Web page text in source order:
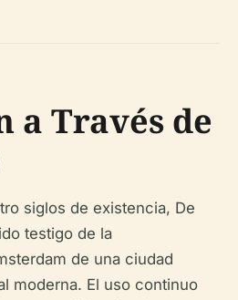
a Través de
siglos de existencia, De
testigo de la
de una ciudad
moderna. El uso continuo